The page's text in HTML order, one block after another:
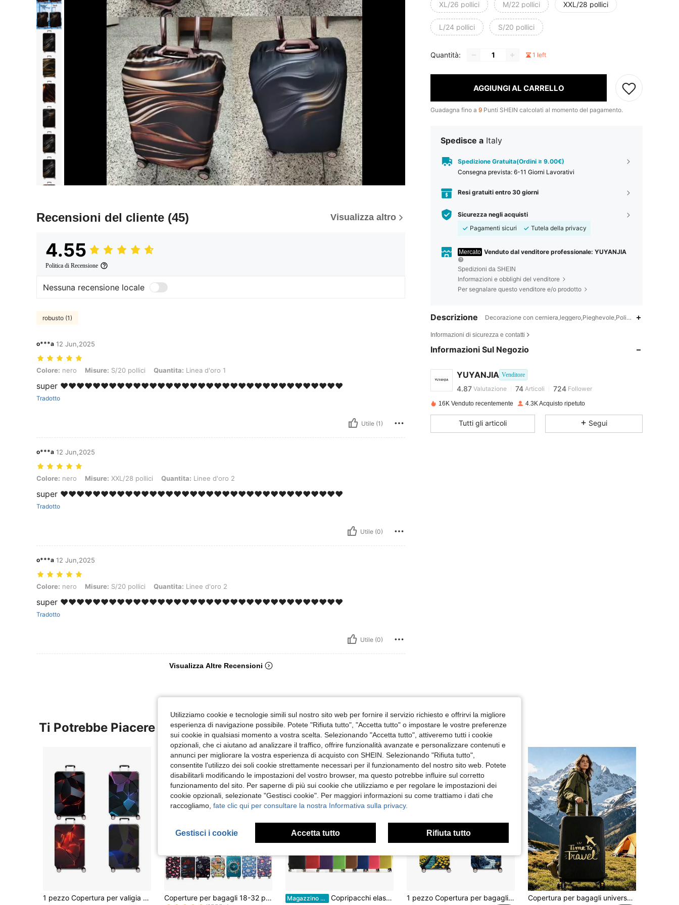
Recensioni del cliente (45) Visualizza altro
4.55
Politica di Recensione
Nessuna recensione locale
robusto (1)
o***a 12 Jun,2025
Colore: nero, Misure: S/20 pollici, Quantita: Linea d'oro 1
Colore: nero Misure: S/20 pollici Quantita: Linea d'oro 1
super ❤️❤️❤️❤️❤️❤️❤️❤️❤️❤️❤️❤️❤️❤️❤️❤️❤️❤️❤️❤️❤️❤️❤️❤️❤️❤️❤️❤️❤️❤️❤️❤️❤️❤️❤️
Tradotto
Utile (1)
o***a 12 Jun,2025
Colore: nero, Misure: XXL/28 pollici, Quantita: Linee d'oro 2
Colore: nero Misure: XXL/28 pollici Quantita: Linee d'oro 2
super ❤️❤️❤️❤️❤️❤️❤️❤️❤️❤️❤️❤️❤️❤️❤️❤️❤️❤️❤️❤️❤️❤️❤️❤️❤️❤️❤️❤️❤️❤️❤️❤️❤️❤️❤️
Tradotto
Utile (0)
o***a 12 Jun,2025
Colore: nero, Misure: S/20 pollici, Quantita: Linee d'oro 2
Colore: nero Misure: S/20 pollici Quantita: Linee d'oro 2
super ❤️❤️❤️❤️❤️❤️❤️❤️❤️❤️❤️❤️❤️❤️❤️❤️❤️❤️❤️❤️❤️❤️❤️❤️❤️❤️❤️❤️❤️❤️❤️❤️❤️❤️❤️
Tradotto
Utile (0)
Visualizza Altre Recensioni
XL/26 pollici M/22 pollici XXL/28 pollici
L/24 pollici S/20 pollici
Quantità: 1 left
AGGIUNGI AL CARRELLO
Guadagna fino a 9 Punti SHEIN calcolati al momento del pagamento.
Spedisce a Italy
Spedizione Gratuita(Ordini ≥ 9.00€)
Consegna prevista: 6-11 Giorni Lavorativi
Resi gratuiti entro 30 giorni
Sicurezza negli acquisti
Pagamenti sicuri
Tutela della privacy
Mercato Venduto dal venditore professionale: YUYANJIA
Spedizioni da SHEIN
Informazioni e obblighi del venditore
Per segnalare questo venditore e/o prodotto
Descrizione Decorazione con cerniera,leggero,Pieghevole,Poliestere
Informazioni di sicurezza e contatti
Informazioni Sul Negozio
YUYANJIA Venditore
4.87 Valutazione 74 Articoli 724 Follower
4.87
16K Venduto recentemente 4.3K Acquisto ripetuto
Tutti gli articoli Segui
Ti Potrebbe Piacere
1 pezzo Copertura per valigia serie tecnologica futuristica con stampa a motivi, accessorio per valigia rinforzato, adatto per viaggi d'affari, vacanze, viaggi, imbarco bagagli, ritorno a scuola e altre occasioni, aggiungi colore alla tua valigia. Adatto per valigie da 20-28 pollici. Essenziale per il viaggio, accessorio da viaggio, vacanza estiva
Coperture per bagagli 18-32 pollici Protettore anti-graffio Tasca di stoccaggio Copertura per valigia Viaggio Portatile Leggero Durevole Elegante Per casa Per esterno
(1000+)
Magazzino EU Copripacchi elastico da 18 a 32 pollici, copri valigia da viaggio protettiva, chiusura con cerniera, tessuto elasticizzato, taglie e colori multipli
#1 Bestseller
(1000+)
1 pezzo Copertura per bagaglio stampata in stile pittura a olio della serie Van Gogh, accessorio per bagaglio ispessito, adatto per viaggi d'affari, vacanze, viaggi, check-in del bagaglio, ritorno a scuola e altre occasioni, aggiungi colore al tuo bagaglio. Adatto per bagagli da 20-28 pollici. Accessorio da viaggio, borsa essenziale per viaggi estivi, borsa per forniture studentesche, forniture per l'apprendimento Copertura per bagagli universale e durevole da 18-32 pollici, antipolvere e antigraffio con bordi elastici, adatta per voli, luna di miele, aeroporto, crociera, viaggi di lavoro, accessorio da viaggio essenziale unisex, adatta per famiglia, amici, madre, insegnante, si adatta alla maggior parte dei bagagli con ruote, borse da viaggio, valigie, ritorno a scuola
Utilizziamo cookie e tecnologie simili sul nostro sito web per fornire il servizio richiesto e offrirvi la migliore
esperienza di navigazione possibile. Potete "Rifiuta tutto", "Accetta tutto" o impostare le vostre preferenze
sui cookie in qualsiasi momento a vostra scelta. Selezionando "Accetta tutto", attiveremo tutti i cookie
opzionali, che ci aiutano ad analizzare il traffico, offrire funzionalità avanzate e personalizzare contenuti e
annunci per migliorare la vostra esperienza di acquisto con SHEIN. Selezionando "Rifiuta tutto",
consentite l'utilizzo dei soli cookie strettamente necessari per il funzionamento del nostro sito web. Potete
disabilitarli modificando le impostazioni del vostro browser, ma questo potrebbe influire sul corretto
funzionamento del sito. Per saperne di più sui cookie che utilizziamo e per regolare le impostazioni dei
cookie opzionali, selezionate "Gestisci cookie". Per maggiori informazioni su come trattiamo i dati che
raccogliamo, fate clic qui per consultare la nostra Informativa sulla privacy.
Gestisci i cookie Accetta tutto Rifiuta tutto